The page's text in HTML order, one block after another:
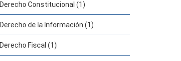
Derecho Constitucional (1)
Derecho de la Información (1)
Derecho Fiscal (1)